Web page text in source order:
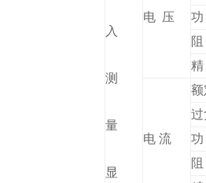
入
测
量
显
电 压
电 流
额
过